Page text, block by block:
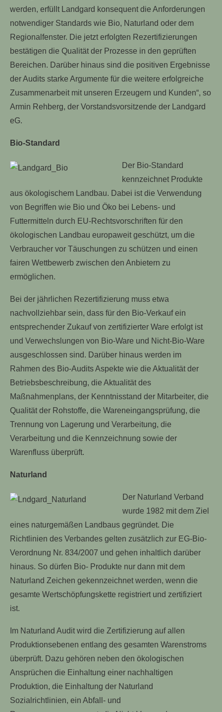
werden, erfüllt Landgard konsequent die Anforderungen
notwendiger Standards wie Bio, Naturland oder dem
Regionalfenster. Die jetzt erfolgten Rezertifizierungen
bestätigen die Qualität der Prozesse in den geprüften
Bereichen. Darüber hinaus sind die positiven Ergebnisse
der Audits starke Argumente für die weitere erfolgreiche
Zusammenarbeit mit unseren Erzeugern und Kunden“, so
Armin Rehberg, der Vorstandsvorsitzende der Landgard
eG.
Bio-Standard
Der Bio-Standard
kennzeichnet Produkte
aus ökologischem Landbau. Dabei ist die Verwendung
von Begriffen wie Bio und Öko bei Lebens- und
Futtermitteln durch EU-Rechtsvorschriften für den
ökologischen Landbau europaweit geschützt, um die
Verbraucher vor Täuschungen zu schützen und einen
fairen Wettbewerb zwischen den Anbietern zu
ermöglichen.
Bei der jährlichen Rezertifizierung muss etwa
nachvollziehbar sein, dass für den Bio-Verkauf ein
entsprechender Zukauf von zertifizierter Ware erfolgt ist
und Verwechslungen von Bio-Ware und Nicht-Bio-Ware
ausgeschlossen sind. Darüber hinaus werden im
Rahmen des Bio-Audits Aspekte wie die Aktualität der
Betriebsbeschreibung, die Aktualität des
Maßnahmenplans, der Kenntnisstand der Mitarbeiter, die
Qualität der Rohstoffe, die Wareneingangsprüfung, die
Trennung von Lagerung und Verarbeitung, die
Verarbeitung und die Kennzeichnung sowie der
Warenfluss überprüft.
Naturland
Der Naturland Verband
wurde 1982 mit dem Ziel
eines naturgemäßen Landbaus gegründet. Die
Richtlinien des Verbandes gelten zusätzlich zur EG-Bio-
Verordnung Nr. 834/2007 und gehen inhaltlich darüber
hinaus. So dürfen Bio- Produkte nur dann mit dem
Naturland Zeichen gekennzeichnet werden, wenn die
gesamte Wertschöpfungskette registriert und zertifiziert
ist.
Im Naturland Audit wird die Zertifizierung auf allen
Produktionsebenen entlang des gesamten Warenstroms
überprüft. Dazu gehören neben den ökologischen
Ansprüchen die Einhaltung einer nachhaltigen
Produktion, die Einhaltung der Naturland
Sozialrichtlinien, ein Abfall- und